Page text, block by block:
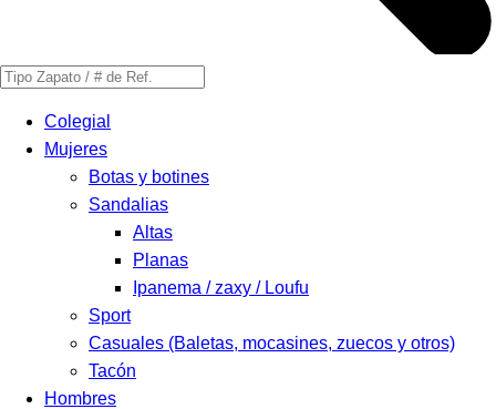
Búsqueda
productosColegial
Mujeres
Botas y botines
Sandalias
Altas
Planas
Ipanema / zaxy / Loufu
Sport
Casuales (Baletas, mocasines, zuecos y otros)
Tacón
Hombres